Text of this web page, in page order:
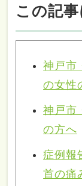
この記
神戸市
の女性
神戸市
の方へ
症例報
首の痛